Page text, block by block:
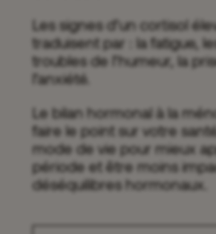
Les signes d’un cortisol
traduisent par : la fatigue,
troubles de l’humeur, la
l’anxiété.
Le bilan hormonal à la
faire le point sur votre
mode de vie pour mieux
période et être moins
déséquilibres hormonaux.